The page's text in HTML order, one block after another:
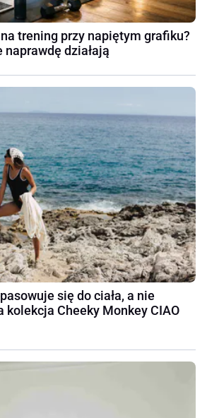
trening przy napiętym grafiku?
naprawdę działają
się do ciała, a nie
Cheeky Monkey CIAO